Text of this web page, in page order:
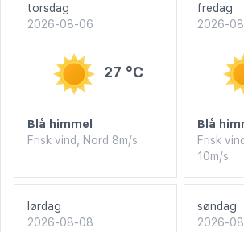
torsdag
2026-08-06
27 °C
Blå himmel
Frisk vind, Nord 8m/s
fredag
2026-
Blå
Frisk
10m/s
lørdag
2026-08-08
søndag
2026-